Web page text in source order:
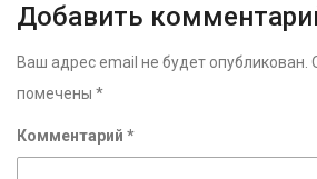
Добавить
Ваш адрес email не будет опубликован.
помечены *
Комментарий *